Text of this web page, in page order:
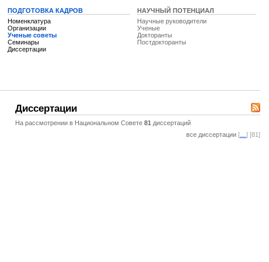
ПОДГОТОВКА КАДРОВ
Номенклатура
Организации
Ученые советы
Семинары
Диссертации
НАУЧНЫЙ ПОТЕНЦИАЛ
Научные руководители
Ученые
Докторанты
Постдокторанты
Диссертации
На рассмотрении в Национальном Совете 81 диссертаций
все диссертации [ ] [81]